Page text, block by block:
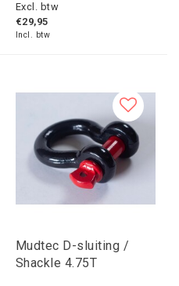
Excl. btw
€29,95
Incl. btw
Mudtec D-sluiting /
Shackle 4.75T